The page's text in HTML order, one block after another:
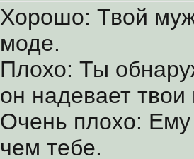
Хорошо: Твой
моде.
Плохо: Ты
он надевает
Очень плохо:
чем тебе.